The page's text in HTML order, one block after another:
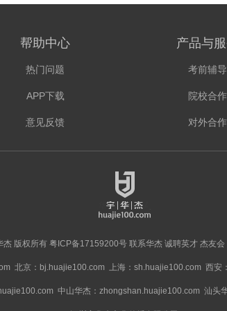
帮助中心
热门问题
APP下载
意见反馈
产品与
考前辅导
院校合作
对外合作
版权所有 粤ICP备17159200号 联系华杰 诚聘英才 杰友会
北京：bj.huajie100.com 上海：sh.huajie100.com 西安
中山华杰：zhongshan.huajie100.com 汕头